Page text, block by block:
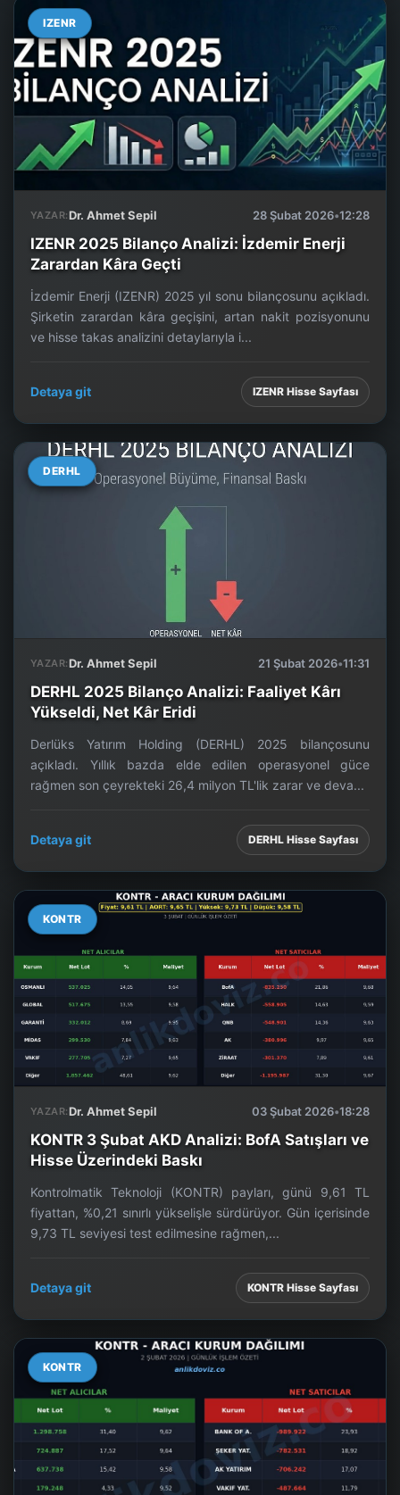
IZENR
YAZAR:Dr. Ahmet Sepil 28 Şubat 2026•12:28
IZENR 2025 Bilanço Analizi: İzdemir Enerji
Zarardan Kâra Geçti
İzdemir Enerji (IZENR) 2025 yıl sonu bilançosunu açıkladı.
Şirketin zarardan kâra geçişini, artan nakit pozisyonunu
ve hisse takas analizini detaylarıyla i...
Detaya git IZENR Hisse Sayfası
DERHL
YAZAR:Dr. Ahmet Sepil 21 Şubat 2026•11:31
DERHL 2025 Bilanço Analizi: Faaliyet Kârı
Yükseldi, Net Kâr Eridi
Derlüks Yatırım Holding (DERHL) 2025 bilançosunu
açıkladı. Yıllık bazda elde edilen operasyonel güce
rağmen son çeyrekteki 26,4 milyon TL'lik zarar ve deva...
Detaya git DERHL Hisse Sayfası
KONTR
YAZAR:Dr. Ahmet Sepil 03 Şubat 2026•18:28
KONTR 3 Şubat AKD Analizi: BofA Satışları ve
Hisse Üzerindeki Baskı
Kontrolmatik Teknoloji (KONTR) payları, günü 9,61 TL
fiyattan, %0,21 sınırlı yükselişle sürdürüyor. Gün içerisinde
9,73 TL seviyesi test edilmesine rağmen,...
Detaya git KONTR Hisse Sayfası
KONTR